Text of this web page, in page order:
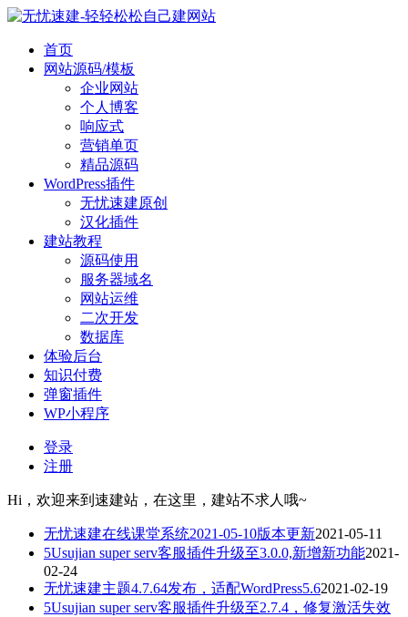
首页
网站源码/模板
企业网站
个人博客
响应式
营销单页
精品源码
WordPress插件
无忧速建原创
汉化插件
建站教程
源码使用
服务器域名
网站运维
二次开发
数据库
体验后台
知识付费
弹窗插件
WP小程序
登录
注册
Hi，欢迎来到速建站，在这里，建站不求人哦~
无忧速建在线课堂系统2021-05-10版本更新2021-05-11
5Usujian super serv客服插件升级至3.0.0,新增新功能2021-
02-24
无忧速建主题4.7.64发布，适配WordPress5.62021-02-19
5Usujian super serv客服插件升级至2.7.4，修复激活失效